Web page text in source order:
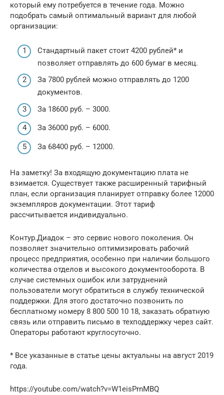
который ему потребуется в течение года. Можно
подобрать самый оптимальный вариант для любой
организации:
Стандартный пакет стоит 4200 рублей* и
позволяет отправлять до 600 бумаг в месяц.
За 7800 рублей можно отправлять до 1200
документов.
За 18600 руб. – 3000.
За 36000 руб. – 6000.
За 68400 руб. – 12000.
На заметку! За входящую документацию плата не
взимается. Существует также расширенный тарифный
план, если организация планирует отправку более 12000
экземпляров документации. Этот тариф
рассчитывается индивидуально.
Контур.Диадок – это сервис нового поколения. Он
позволяет значительно оптимизировать рабочий
процесс предприятия, особенно при наличии большого
количества отделов и высокого документооборота. В
случае системных ошибок или затруднений
пользователи могут обратиться в службу технической
поддержки. Для этого достаточно позвонить по
бесплатному номеру 8 800 500 10 18, заказать обратную
связь или отправить письмо в техподдержку через сайт.
Операторы работают круглосуточно.
* Все указанные в статье цены актуальны на август 2019
года.
https://youtube.com/watch?v=W1eisPrnMBQ